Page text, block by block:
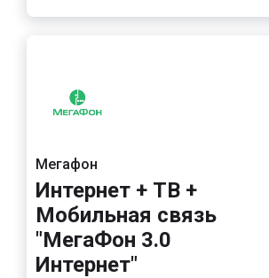
Мегафон
Интернет + ТВ +
Мобильная связь
"МегаФон 3.0
Интернет"